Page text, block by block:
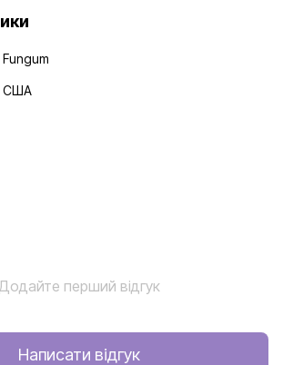
Fungum
США
Додайте перший відгук
Написати відгук